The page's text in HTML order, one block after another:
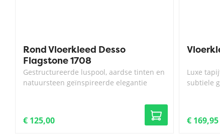
Rond Vloerkleed Desso
Flagstone 1708
Gestructureerde luspool, aardse tinten en
natuursteen geïnspireerde elegantie
€ 125,00
Luxe
subtiele
€ 169,95